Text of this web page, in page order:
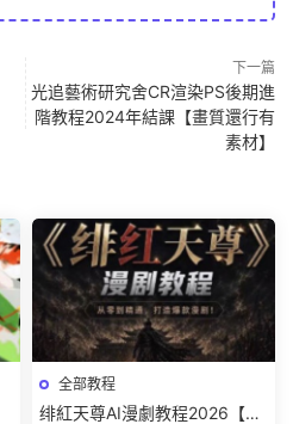
下一篇
光追藝術研究舍CR渲染PS後期進
階教程2024年結課【畫質還行有
素材】
全部教程
绯紅天尊AI漫劇教程2026【畫